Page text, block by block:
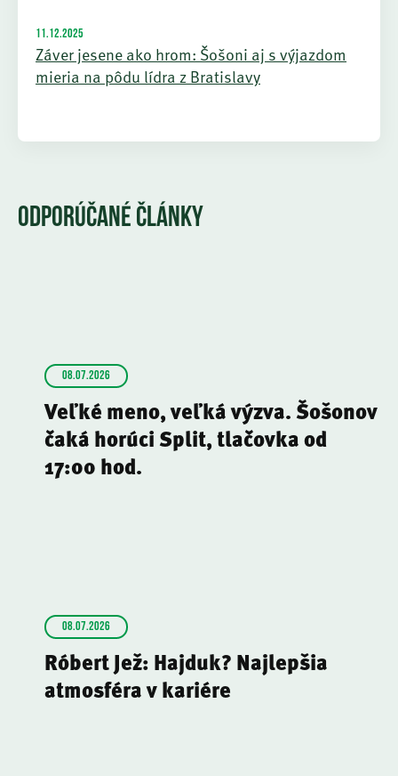
11.12.2025
Záver jesene ako hrom: Šošoni aj s výjazdom
mieria na pôdu lídra z Bratislavy
ODPORÚČANÉ ČLÁNKY
08.07.2026
Veľké meno, veľká výzva. Šošonov
čaká horúci Split, tlačovka od
17:00 hod.
08.07.2026
Róbert Jež: Hajduk? Najlepšia
atmosféra v kariére